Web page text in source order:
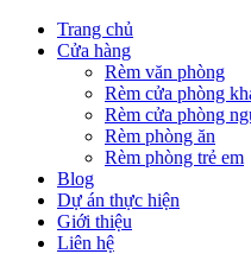
Trang chủ
Cửa hàng
Rèm văn phòng
Rèm cửa phòng
Rèm cửa phòng
Rèm phòng ăn
Rèm phòng trẻ em
Blog
Dự án thực hiện
Giới thiệu
Liên hệ